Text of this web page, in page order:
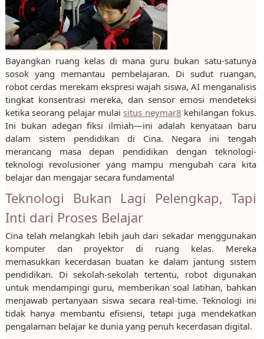
Bayangkan ruang kelas di mana guru bukan satu-satunya
sosok yang memantau pembelajaran. Di sudut ruangan,
robot cerdas merekam ekspresi wajah siswa, AI menganalisis
tingkat konsentrasi mereka, dan sensor emosi mendeteksi
ketika seorang pelajar mulai situs neymar8 kehilangan fokus.
Ini bukan adegan fiksi ilmiah—ini adalah kenyataan baru
dalam sistem pendidikan di Cina. Negara ini tengah
merancang masa depan pendidikan dengan teknologi-
teknologi revolusioner yang mampu mengubah cara kita
belajar dan mengajar secara fundamental
Teknologi Bukan Lagi Pelengkap, Tapi
Inti dari Proses Belajar
Cina telah melangkah lebih jauh dari sekadar menggunakan
komputer dan proyektor di ruang kelas. Mereka
memasukkan kecerdasan buatan ke dalam jantung sistem
pendidikan. Di sekolah-sekolah tertentu, robot digunakan
untuk mendampingi guru, memberikan soal latihan, bahkan
menjawab pertanyaan siswa secara real-time. Teknologi ini
tidak hanya membantu efisiensi, tetapi juga mendekatkan
pengalaman belajar ke dunia yang penuh kecerdasan digital.